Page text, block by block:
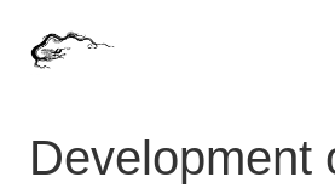
Development